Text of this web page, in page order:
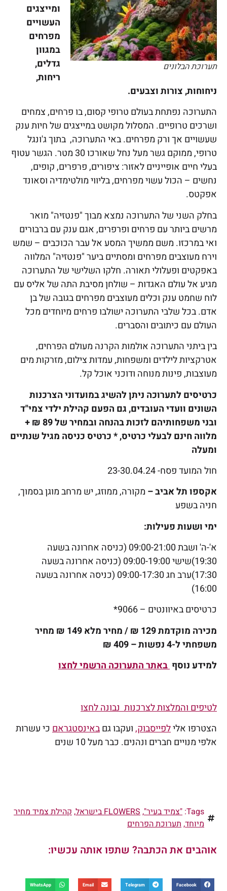
תערוכת הבלונים
ומייצגים
העשויים
מפרחים
במגוון
גדלים,
ריחות,
ניחוחות, צורות וצבעים.
התערוכה נפתחת בעולם טרופי קסום, בו פרחים, צמחים
ושרכים טרופיים. המסלול מקושט במייצגים של חיות ענק
שעשויים אך ורק מפרחים. באי התערוכה, בתוך ג'ונגל
טרופי, ממוקם גשר מעל נחל שאורכו 30 מטר. הגשר עטוף
בעלי חיים אופייניים לאזור: ציפורים, פרפרים, קופים,
נחשים – הכול עשוי מפרחים, בליווי מולטימדיה וסאונד
אפקטס.
בחלק השני של התערוכה נמצא מבוך "פנטזיה" מואר
מרשים ביותר עם פרחים ופרפרים, אגם ענק עם ברבורים
ואי במרכזו. משם ממשיך המסע אל עבר הכוכבים – שמש
וירח מעוצבים מפרחים ומסתיים ביער "פנטזיה" המלווה
באפקטים ופעלולי תאורה. חלקו השלישי של התערוכה
מגיע אל עולם האגדות – שולחן מסיבת התה של אליס עם
לוח שחמט ענק וכלים מעוצבים מפרחים בגובה של בן
אדם. בכל שלבי התערוכה ישולבו פרחים מיוחדים מכל
העולם עם כיתובים והסברים.
בין ביתני התערוכה אולמות הקרנה מעולם הפרחים,
אטרקציות לילדים ומשפחות, עמדות צילום, מזרקות מים
מעוצבות, פינות מנוחה ודוכני אוכל קל.
כרטיסים לתערוכה ניתן להשיג במועדוני הצרכנות
השונים וועדי העובדים, גם הפעם קהילת ילדי צמי"ד
ובני משפחותיהם לזכות בהנחה ובמחיר של 89 ₪ +
מלווה חינם לבעלי כרטיס, * כרטיס כניסה מגיל שנתיים
ומעלה
חול המועד פסח- 23-30.04.24
אקספו תל אביב – מקורה, ממוזג, יש מרחב מוגן בסמוך,
חניה בשפע
ימי ושעות פעילות:
א'-ה' ושבת 09:00-21:00 (כניסה אחרונה בשעה
19:30)שישי 09:00-19:00 (כניסה אחרונה בשעה
17:30)ערב חג 09:00-17:30 (כניסה אחרונה בשעה
16:00)
כרטיסים באיוונטים – 9066*
מכירה מוקדמת 129 ₪ / מחיר מלא 149 ₪ מחיר
משפחתי ל-4 נפשות – 409 ₪
למידע נוסףבאתר התערוכה הרשמי לחצו
לטיפים והמלצות לצרכנות נבונה לחצו
הצטרפו אלילפייסבוק,ועקבו גםבאינסטגראם כי עשרות
אלפי מנויים חברים ונהנים. כבר מעל 10 שנים
Tags: "צמיד בעיר",FLOWERS בישראל ,קהילת צמיד מחיר
מיוחד,תערוכת הפרחים
אוהבים את הכתבה? שתפו אותה עכשיו:
Facebook
Telegram
Email
WhatsApp